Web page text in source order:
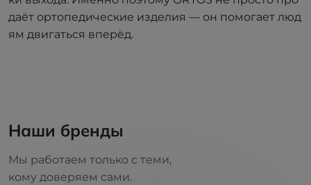
даёт ортопедические изделия — он помогает люд
ям двигаться вперёд.
Наши бренды
Мы работаем только с теми,
кому доверяем сами.